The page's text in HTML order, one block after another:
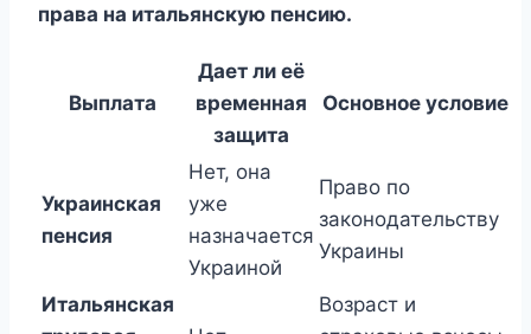
права на итальянскую пенсию.
Выплата
Дает ли её
временная
защита
Основное условие
Украинская
пенсия
Нет, она
уже
назначается
Украиной
Право по
законодательству
Украины
Итальянская
Возраст и